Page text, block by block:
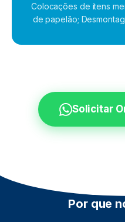
Colocações de itens
de papelão;
Solicitar
Por que